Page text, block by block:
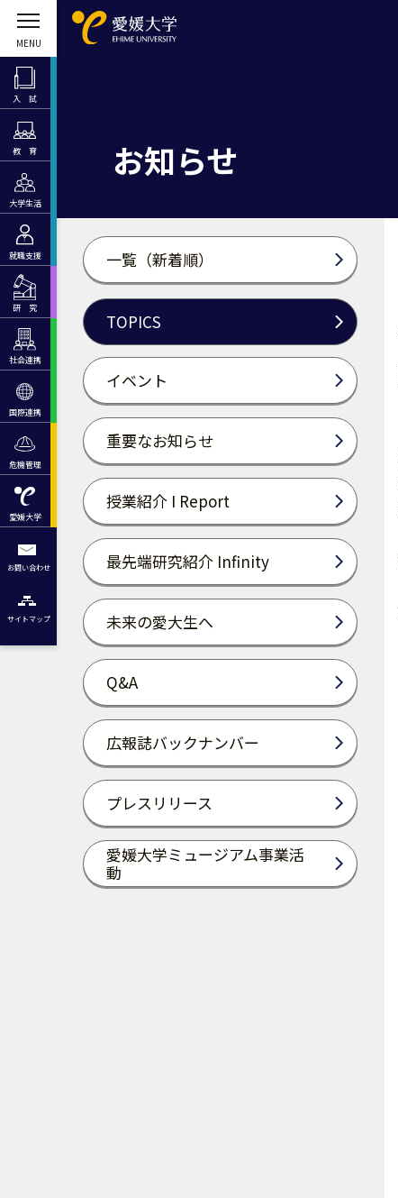
入 試
教 育
大学生活
就職支援
研 究
社会連携
国際連携
危機管理
愛媛大学
お問い合わせ
サイトマップ
お知らせ
一覧（新着順）
TOPICS
イベント
重要なお知らせ
授業紹介 I Report
最先端研究紹介 Infinity
未来の愛大生へ
Q&A
広報誌バックナンバー
プレスリリース
愛媛大学ミュージアム事業活
動